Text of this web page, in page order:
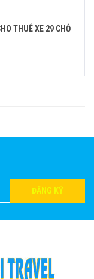
THUÊ XE 29 CHỖ
ĐĂNG KÝ